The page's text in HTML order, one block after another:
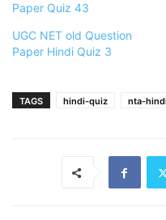
Paper Quiz 43
UGC NET old Question
Paper Hindi Quiz 3
TAGS hindi-quiz nta-